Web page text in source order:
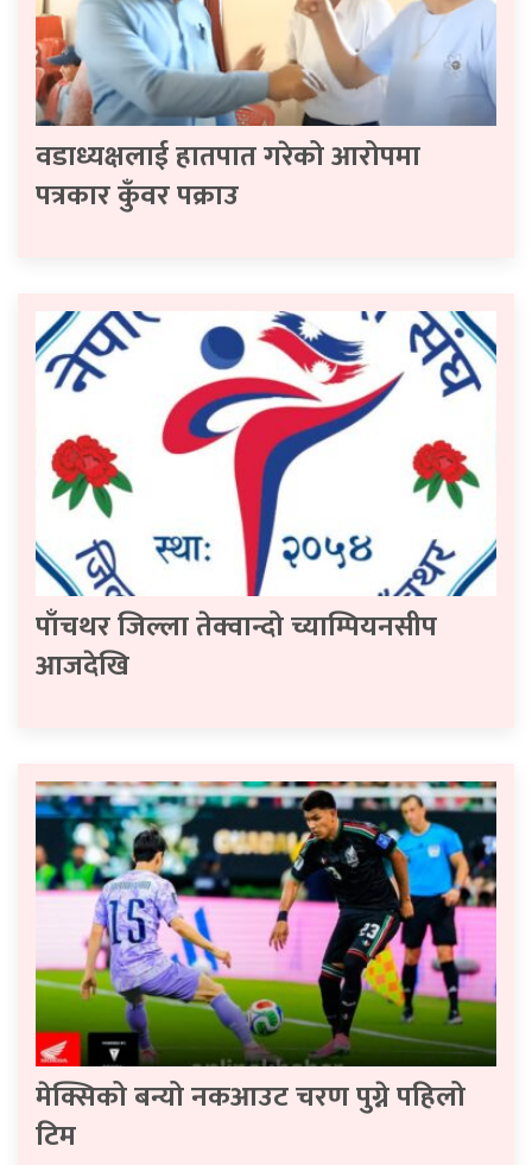
वडाध्यक्षलाई हातपात गरेको आरोपमा
पत्रकार कुँवर पक्राउ
पाँचथर जिल्ला तेक्वान्दो च्याम्पियनसीप
आजदेखि
मेक्सिको बन्यो नकआउट चरण पुग्ने पहिलो
टिम